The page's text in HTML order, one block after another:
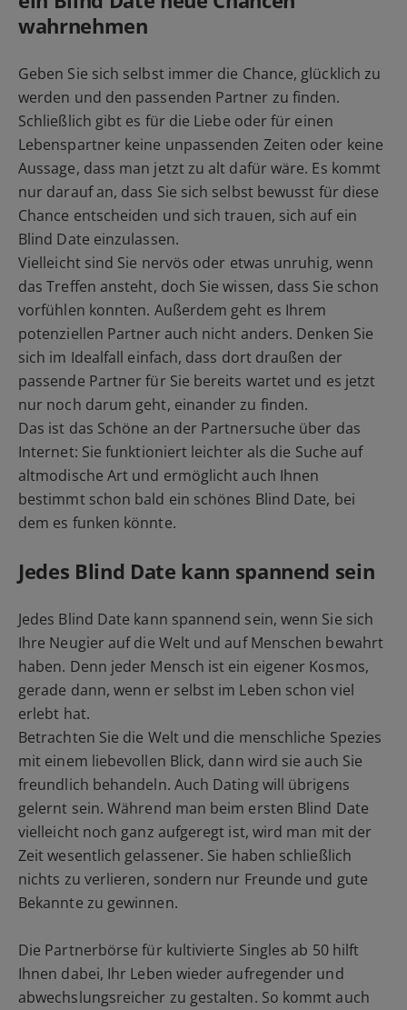
wahrnehmen
Geben Sie sich selbst immer die Chance, glücklich zu
werden und den passenden Partner zu finden.
Schließlich gibt es für die Liebe oder für einen
Lebenspartner keine unpassenden Zeiten oder keine
Aussage, dass man jetzt zu alt dafür wäre. Es kommt
nur darauf an, dass Sie sich selbst bewusst für diese
Chance entscheiden und sich trauen, sich auf ein
Blind Date einzulassen.
Vielleicht sind Sie nervös oder etwas unruhig, wenn
das Treffen ansteht, doch Sie wissen, dass Sie schon
vorfühlen konnten. Außerdem geht es Ihrem
potenziellen Partner auch nicht anders. Denken Sie
sich im Idealfall einfach, dass dort draußen der
passende Partner für Sie bereits wartet und es jetzt
nur noch darum geht, einander zu finden.
Das ist das Schöne an der Partnersuche über das
Internet: Sie funktioniert leichter als die Suche auf
altmodische Art und ermöglicht auch Ihnen
bestimmt schon bald ein schönes Blind Date, bei
dem es funken könnte.
Jedes Blind Date kann spannend sein
Jedes Blind Date kann spannend sein, wenn Sie sich
Ihre Neugier auf die Welt und auf Menschen bewahrt
haben. Denn jeder Mensch ist ein eigener Kosmos,
gerade dann, wenn er selbst im Leben schon viel
erlebt hat.
Betrachten Sie die Welt und die menschliche Spezies
mit einem liebevollen Blick, dann wird sie auch Sie
freundlich behandeln. Auch Dating will übrigens
gelernt sein. Während man beim ersten Blind Date
vielleicht noch ganz aufgeregt ist, wird man mit der
Zeit wesentlich gelassener. Sie haben schließlich
nichts zu verlieren, sondern nur Freunde und gute
Bekannte zu gewinnen.
Die Partnerbörse für kultivierte Singles ab 50 hilft
Ihnen dabei, Ihr Leben wieder aufregender und
abwechslungsreicher zu gestalten. So kommt auch